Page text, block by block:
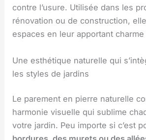
contre l’usure. Utilisée dans les
rénovation ou de construction,
espaces en leur apportant
Une esthétique naturelle qui
les styles de jardins
Le parement en pierre naturelle
harmonie visuelle qui sublime
votre jardin. Peu importe si c’est